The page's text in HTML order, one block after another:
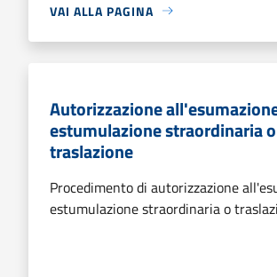
VAI ALLA PAGINA
Autorizzazione
estumulazione straordinaria o
traslazione
Procedimento di autorizzazione
estumulazione straordinaria o